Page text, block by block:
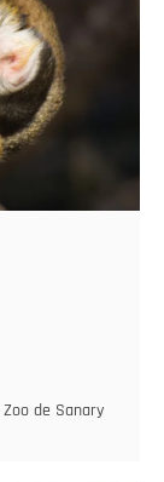
Zoo de Sanary